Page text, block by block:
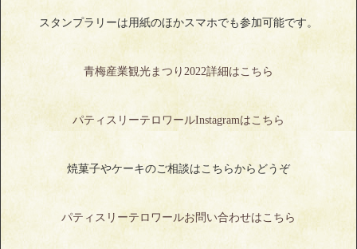
スタンプラリーは用紙のほかスマホでも参加可能です。
青梅産業観光まつり2022詳細はこちら
パティスリーテロワールInstagramはこちら
焼菓子やケーキのご相談はこちらからどうぞ
パティスリーテロワールお問い合わせはこちら